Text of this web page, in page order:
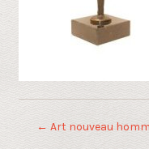
← Art nouveau